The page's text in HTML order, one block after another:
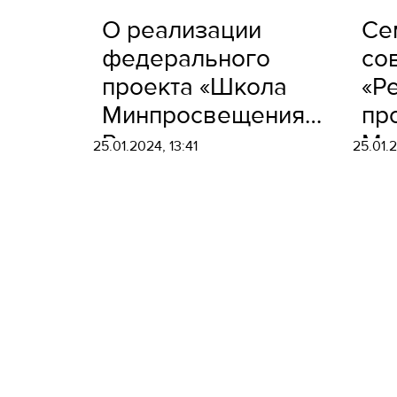
О реализации
федерального
проекта «Школа
Минпросвещения
России» в
25.01.2024, 13:41